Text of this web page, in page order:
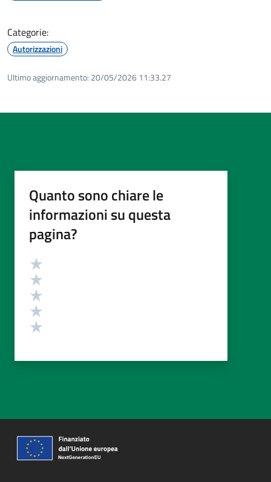
Categorie:
Autorizzazioni
Ultimo aggiornamento: 20/05/2026 11:33.27
Quanto sono chiare le
informazioni su questa
pagina?
Valutazione